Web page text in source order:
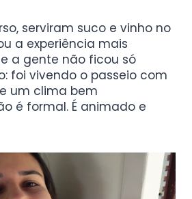
serviram suco e vinho no
a experiência mais
a gente não ficou só
foi vivendo o passeio com
um clima bem
é formal. É animado e